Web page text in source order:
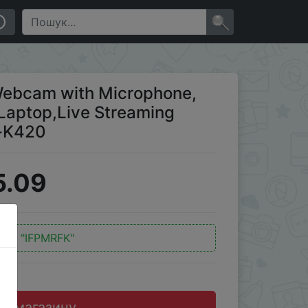
Streaming Webcam for Video Calling-K420
with Microphone,
Streaming
"IFPMRFK"